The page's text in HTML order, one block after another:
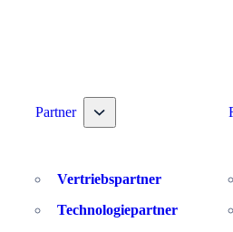
dropdown
Partner Toggle nav dropdown
Vertriebspartner
Technologiepartner